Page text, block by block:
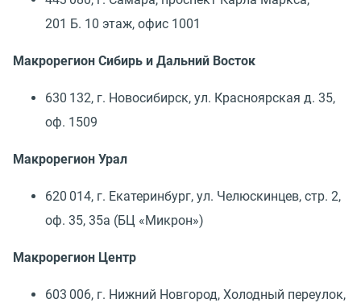
201 Б. 10 этаж, офис 1001
Макрорегион Сибирь и Дальний Восток
630 132, г. Новосибирск, ул. Красноярская д. 35,
оф. 1509
Макрорегион Урал
620 014, г. Екатеринбург, ул. Челюскинцев, стр. 2,
оф. 35, 35а (БЦ «Микрон»)
Макрорегион Центр
603 006, г. Нижний Новгород, Холодный переулок,